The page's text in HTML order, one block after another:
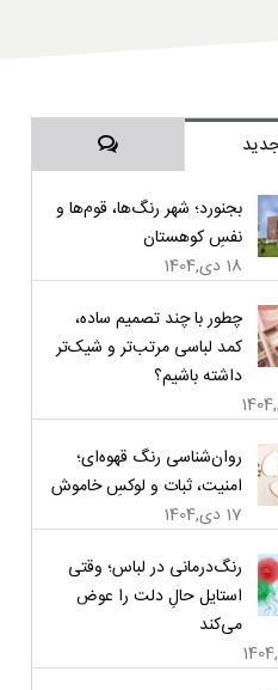
دیدگاه‌ها
بجنورد؛ شهر رنگ‌ها، قوم‌ها و
نفسِ کوهستان
18 دی,1404
چطور با چند تصمیم ساده،
کمد لباسی مرتب‌تر و شیک‌تر
داشته باشیم؟
روان‌شناسی رنگ قهوه‌ای؛
امنیت، ثبات و لوکسِ خاموش
17 دی,1404
رنگ‌درمانی در لباس؛ وقتی
استایل حالِ دلت را عوض
می‌کند